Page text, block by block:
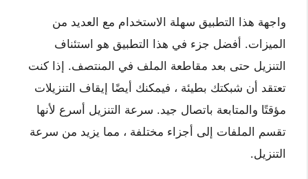
واجهة هذا التطبيق سهلة الاستخدام مع العديد من
الميزات. أفضل جزء في هذا التطبيق هو استئناف
التنزيل حتى بعد مقاطعة الملف في المنتصف. إذا كنت
تعتقد أن شبكتك بطيئة ، فيمكنك أيضًا إيقاف التنزيلات
مؤقتًا والمتابعة باتصال جيد. سرعة التنزيل أسرع لأنها
تقسم الملفات إلى أجزاء مختلفة ، مما يزيد من سرعة
التنزيل.